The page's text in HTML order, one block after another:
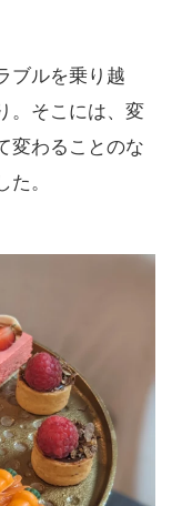
ブルを乗り越
。そこには、変
変わることのな
。